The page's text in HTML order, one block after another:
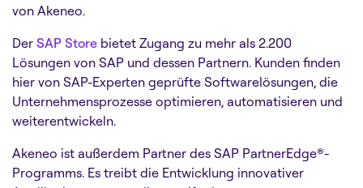
von Akeneo.
Der SAP Store bietet Zugang zu mehr als 2.200
Lösungen von SAP und dessen Partnern. Kunden finden
hier von SAP-Experten geprüfte Softwarelösungen, die
Unternehmensprozesse optimieren, automatisieren und
weiterentwickeln.
Akeneo ist außerdem Partner des SAP PartnerEdge®-
Programms. Es treibt die Entwicklung innovativer